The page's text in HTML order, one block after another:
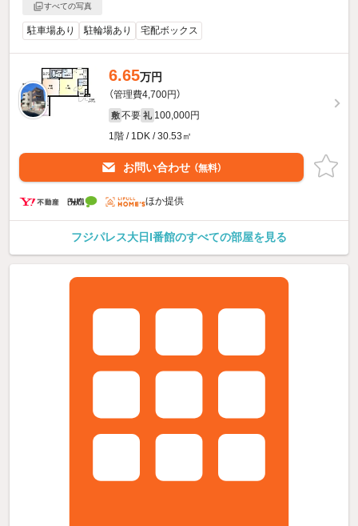
すべての写真
駐車場あり 駐輪場あり 宅配ボックス
6.65万円
（管理費4,700円）
敷 不要 礼 100,000円
1階 / 1DK / 30.53㎡
お問い合わせ （無料）
ほか提供
フジパレス大日I番館のすべての部屋を見る